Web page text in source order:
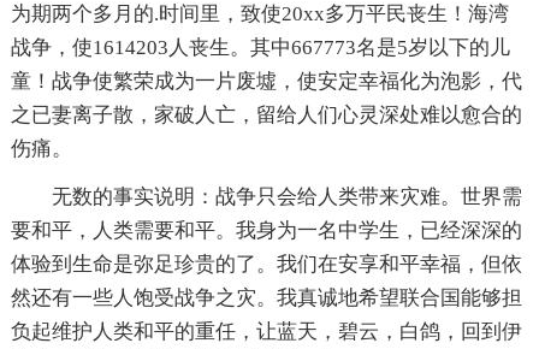
为期两个多月的.时间里，致使20xx多万平民丧生！海湾
战争，使1614203人丧生。其中667773名是5岁以下的儿
童！战争使繁荣成为一片废墟，使安定幸福化为泡影，代
之已妻离子散，家破人亡，留给人们心灵深处难以愈合的
伤痛。
无数的事实说明：战争只会给人类带来灾难。世界需
要和平，人类需要和平。我身为一名中学生，已经深深的
体验到生命是弥足珍贵的了。我们在安享和平幸福，但依
然还有一些人饱受战争之灾。我真诚地希望联合国能够担
负起维护人类和平的重任，让蓝天，碧云，白鸽，回到伊